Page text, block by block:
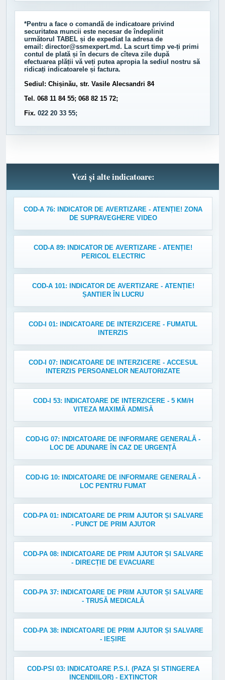
*Pentru a face o comandă de indicatoare privind
securitatea muncii este necesar de îndeplinit
următorul TABEL și de expediat la adresa de
email: director@ssmexpert.md. La scurt timp ve-ți primi
contul de plată și în decurs de cîteva zile după
efectuarea plății vă veți putea apropia la sediul nostru să
ridicați indicatoarele și factura.
Sediul: Chișinău, str. Vasile Alecsandri 84
Tel. 068 11 84 55; 068 82 15 72;
Fix. 022 20 33 55;
Vezi și alte indicatoare:
COD-A 76: INDICATOR DE AVERTIZARE - ATENȚIE! ZONA
DE SUPRAVEGHERE VIDEO
COD-A 89: INDICATOR DE AVERTIZARE - ATENȚIE!
PERICOL ELECTRIC
COD-A 101: INDICATOR DE AVERTIZARE - ATENȚIE!
ȘANTIER ÎN LUCRU
COD-I 01: INDICATOARE DE INTERZICERE - FUMATUL
INTERZIS
COD-I 07: INDICATOARE DE INTERZICERE - ACCESUL
INTERZIS PERSOANELOR NEAUTORIZATE
COD-I 53: INDICATOARE DE INTERZICERE - 5 KM/H
VITEZA MAXIMĂ ADMISĂ
COD-IG 07: INDICATOARE DE INFORMARE GENERALĂ -
LOC DE ADUNARE ÎN CAZ DE URGENȚĂ
COD-IG 10: INDICATOARE DE INFORMARE GENERALĂ -
LOC PENTRU FUMAT
COD-PA 01: INDICATOARE DE PRIM AJUTOR ȘI SALVARE
- PUNCT DE PRIM AJUTOR
COD-PA 08: INDICATOARE DE PRIM AJUTOR ȘI SALVARE
- DIRECȚIE DE EVACUARE
COD-PA 37: INDICATOARE DE PRIM AJUTOR ȘI SALVARE
- TRUSĂ MEDICALĂ
COD-PA 38: INDICATOARE DE PRIM AJUTOR ȘI SALVARE
- IEȘIRE
COD-PSI 03: INDICATOARE P.S.I. (PAZA ȘI STINGEREA
INCENDIILOR) - EXTINCTOR